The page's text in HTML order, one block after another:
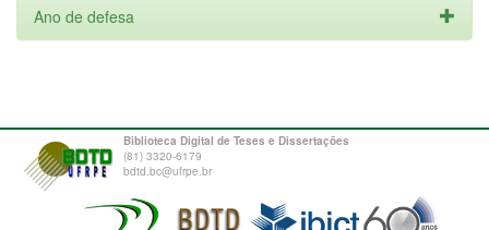
Ano de defesa
Biblioteca Digital de Teses e Dissertações
(81) 3320-6179
bdtd.bc@ufrpe.br